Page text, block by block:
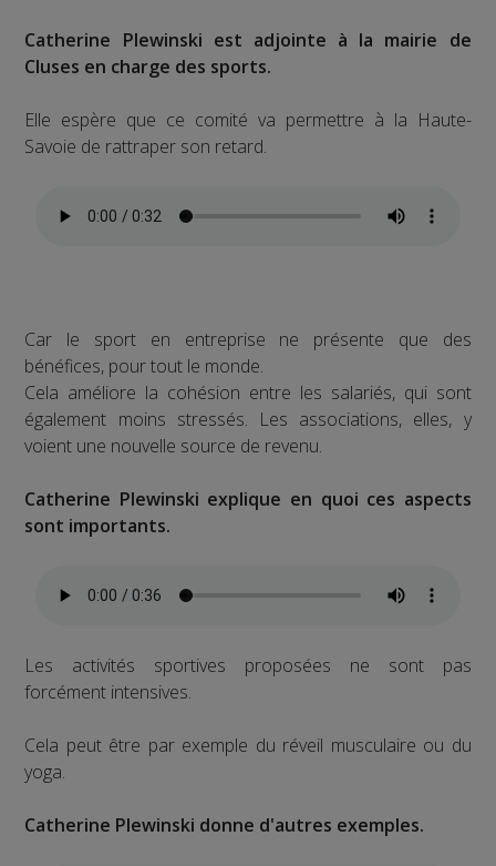
Catherine Plewinski est adjointe à la mairie de
Cluses en charge des sports.
Elle espère que ce comité va permettre à la Haute-
Savoie de rattraper son retard.
Car le sport en entreprise ne présente que des
bénéfices, pour tout le monde.
Cela améliore la cohésion entre les salariés, qui sont
également moins stressés. Les associations, elles, y
voient une nouvelle source de revenu.
Catherine Plewinski explique en quoi ces aspects
sont importants.
Les activités sportives proposées ne sont pas
forcément intensives.
Cela peut être par exemple du réveil musculaire ou du
yoga.
Catherine Plewinski donne d'autres exemples.